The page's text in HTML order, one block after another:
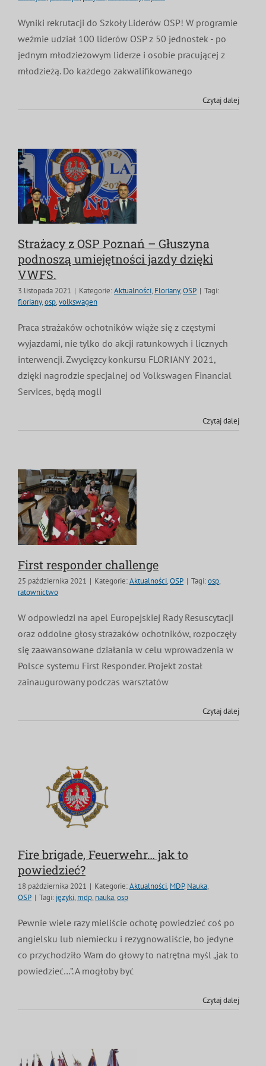
Media
OTWP
Orkiestry
Sport
Projekty
Forum
100-lecie
Wyniki rekrutacji do Szkoły Liderów OSP! W programie
weźmie udział 100 liderów OSP z 50 jednostek - po
jednym młodzieżowym liderze i osobie pracującej z
młodzieżą. Do każdego zakwalifikowanego
Czytaj dalej
Strażacy z OSP Poznań – Głuszyna
podnoszą umiejętności jazdy dzięki
VWFS.
3 listopada 2021 | Kategorie:Aktualności, Floriany,OSP | Tagi:
floriany,osp,volkswagen
Praca strażaków ochotników wiąże się z częstymi
wyjazdami, nie tylko do akcji ratunkowych i licznych
interwencji. Zwycięzcy konkursu FLORIANY 2021,
dzięki nagrodzie specjalnej od Volkswagen Financial
Services, będą mogli
Czytaj dalej
First responder challenge
25 października 2021 | Kategorie:Aktualności,OSP | Tagi:osp,
ratownictwo
W odpowiedzi na apel Europejskiej Rady Resuscytacji
oraz oddolne głosy strażaków ochotników, rozpoczęły
się zaawansowane działania w celu wprowadzenia w
Polsce systemu First Responder. Projekt został
zainaugurowany podczas warsztatów
Czytaj dalej
Fire brigade, Feuerwehr… jak to
powiedzieć?
18 października 2021 | Kategorie:Aktualności, MDP, Nauka,
OSP | Tagi: języki, mdp, nauka,osp
Pewnie wiele razy mieliście ochotę powiedzieć coś po
angielsku lub niemiecku i rezygnowaliście, bo jedyne
co przychodziło Wam do głowy to natrętna myśl „jak to
powiedzieć…”. A mogłoby być
Czytaj dalej